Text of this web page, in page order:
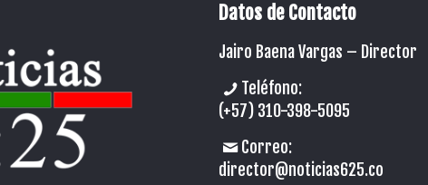
Datos de Contacto
Jairo Baena Vargas – Director
Teléfono:
(+57) 310-398-5095
Correo:
director@noticias625.co